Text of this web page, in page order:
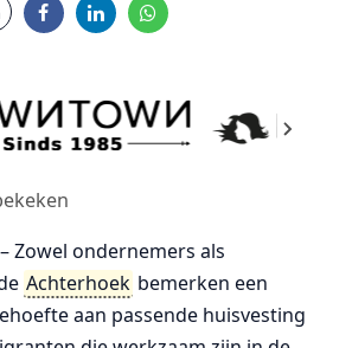
– Zowel ondernemers als
Achterhoek bemerken een
aan passende huisvesting